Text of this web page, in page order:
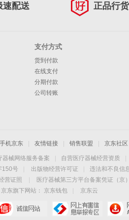
速配送 正品行
支付方式
货到付款
在线支付
分期付款
公司转账
手机京东 友情链接 销售联盟 京东社区
器械网络服务备案 自营医疗器械经营资质
150号
出版物经营许可证
违法和不良信
营证照 医疗器械第三方平台备案凭证（
京东旗下网站：
京东钱包 京东云